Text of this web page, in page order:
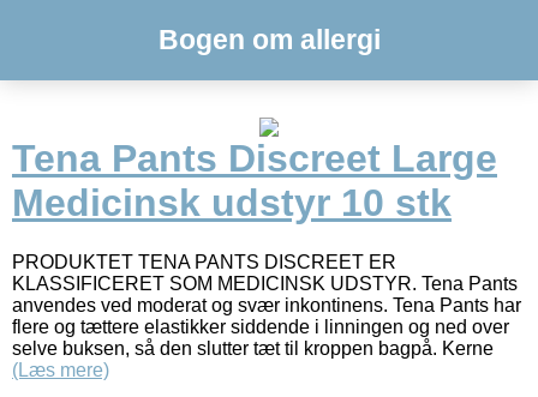
Bogen om allergi
Tena Pants Discreet Large
Medicinsk udstyr 10 stk
PRODUKTET TENA PANTS DISCREET ER
KLASSIFICERET SOM MEDICINSK UDSTYR. Tena Pants
anvendes ved moderat og svær inkontinens. Tena Pants har
flere og tættere elastikker siddende i linningen og ned over
selve buksen, så den slutter tæt til kroppen bagpå. Kerne
(Læs mere)